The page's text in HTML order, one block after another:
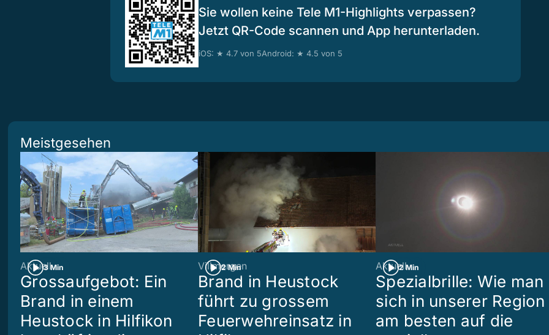
Sie wollen keine Tele M1-Highlights verpassen?
Jetzt QR-Code scannen und App herunterladen.
iOS: ★ 4.7 von 5Android: ★ 4.5 von 5
Meistgesehen
3 Min
Aktuell
Grossaufgebot: Ein
Brand in einem
Heustock in Hilfikon
2 Min
Villmergen
Brand in Heustock
führt zu grossem
Feuerwehreinsatz in
2 Min
Aktuell
Spezialbrille: Wie man
sich in unserer Region
am besten auf die